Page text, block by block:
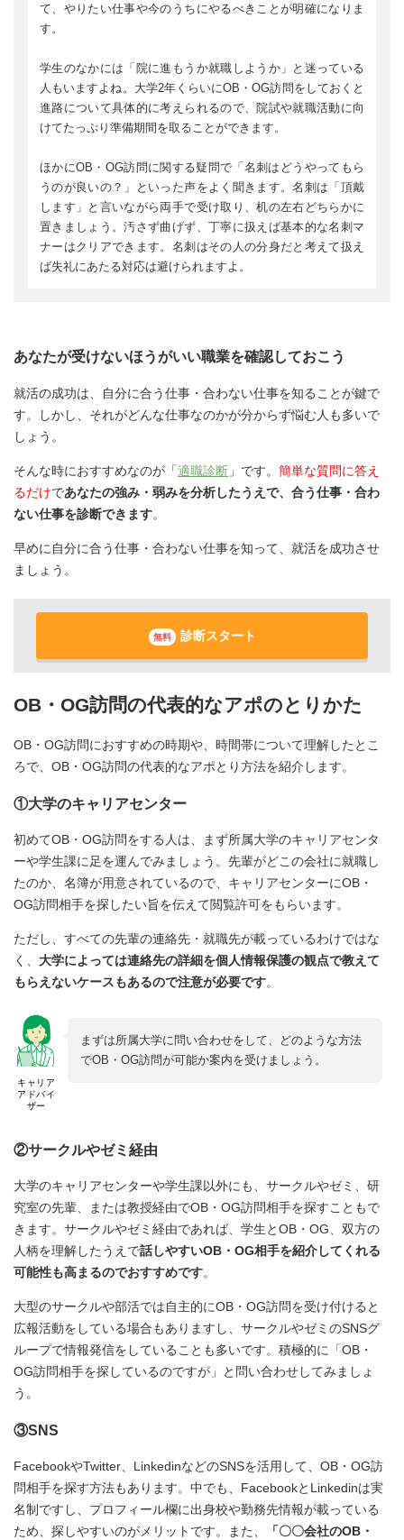
て、やりたい仕事や今のうちにやるべきことが明確になりま
す。
学生のなかには「院に進もうか就職しようか」と迷っている
人もいますよね。大学2年くらいにOB・OG訪問をしておくと
進路について具体的に考えられるので、院試や就職活動に向
けてたっぷり準備期間を取ることができます。
ほかにOB・OG訪問に関する疑問で「名刺はどうやってもら
うのが良いの？」といった声をよく聞きます。名刺は「頂戴
します」と言いながら両手で受け取り、机の左右どちらかに
置きましょう。汚さず曲げず、丁寧に扱えば基本的な名刺マ
ナーはクリアできます。名刺はその人の分身だと考えて扱え
ば失礼にあたる対応は避けられますよ。
あなたが受けないほうがいい職業を確認しておこう
就活の成功は、自分に合う仕事・合わない仕事を知ることが鍵で
す。しかし、それがどんな仕事なのかが分からず悩む人も多いで
しょう。
そんな時におすすめなのが「適職診断 」です。 簡単な質問に答え
るだけであなたの強み・弱みを分析したうえで、合う仕事・合わ
ない仕事を診断できます。
早めに自分に合う仕事・合わない仕事を知って、就活を成功させ
ましょう。
無料 診断スタート
OB・OG訪問の代表的なアポのとりかた
OB・OG訪問におすすめの時期や、時間帯について理解したとこ
ろで、OB・OG訪問の代表的なアポとり方法を紹介します。
①大学のキャリアセンター
初めてOB・OG訪問をする人は、まず所属大学のキャリアセンタ
ーや学生課に足を運んでみましょう。先輩がどこの会社に就職し
たのか、名簿が用意されているので、キャリアセンターにOB・
OG訪問相手を探したい旨を伝えて閲覧許可をもらいます。
ただし、すべての先輩の連絡先・就職先が載っているわけではな
く、 大学によっては連絡先の詳細を個人情報保護の観点で教えて
もらえないケースもあるので注意が必要です。
キャリア
アドバイ
ザー
まずは所属大学に問い合わせをして、どのような方法
でOB・OG訪問が可能か案内を受けましょう。
②サークルやゼミ経由
大学のキャリアセンターや学生課以外にも、サークルやゼミ、研
究室の先輩、または教授経由でOB・OG訪問相手を探すこともで
きます。サークルやゼミ経由であれば、学生とOB・OG、双方の
人柄を理解したうえで話しやすいOB・OG相手を紹介してくれる
可能性も高まるのでおすすめです。
大型のサークルや部活では自主的にOB・OG訪問を受け付けると
広報活動をしている場合もありますし、サークルやゼミのSNSグ
ループで情報発信をしていることも多いです。積極的に「OB・
OG訪問相手を探しているのですが」と問い合わせしてみましょ
う。
③SNS
FacebookやTwitter、LinkedinなどのSNSを活用して、OB・OG訪
問相手を探す方法もあります。中でも、FacebookとLinkedinは実
名制ですし、プロフィール欄に出身校や勤務先情報が載っている
ため、探しやすいのがメリットです。また、
「〇〇会社のOB・